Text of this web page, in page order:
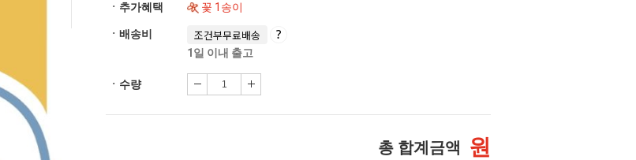
ㆍ추가혜택 꽃 1송이
ㆍ배송비 조건부무료배송
1일 이내 출고
ㆍ수량
총 합계금액 원